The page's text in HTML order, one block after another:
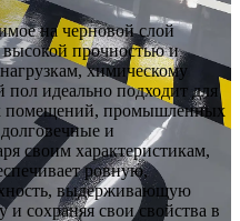
на черновой слой
прочностью и
химическому
идеально подходит для
помещений, промышленных
и
своим характеристикам,
ровную,
выдерживающую
сохраняя свои свойства в